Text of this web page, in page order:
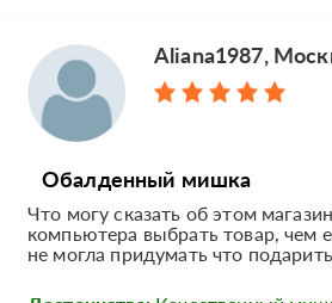
Aliana1987,
Обалденный мишка
Что могу сказать об этом
компьютера выбрать товар, чем
не могла придумать что